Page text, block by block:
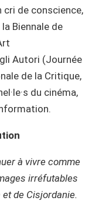
de conscience,
Biennale de
Autori (Journée
de la Critique,
du cinéma,
à vivre comme
irréfutables
de Cisjordanie.